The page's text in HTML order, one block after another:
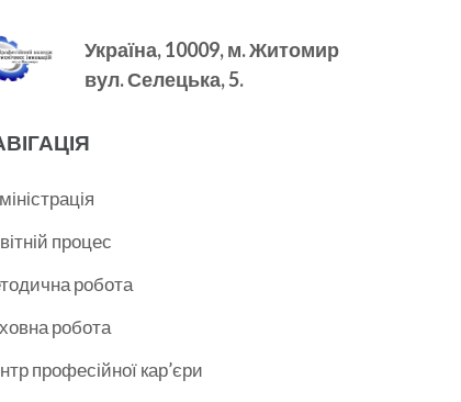
Україна, 10009, м.Житомир
вул. Селецька, 5.
процес
робота
робота
професійної кар’єри